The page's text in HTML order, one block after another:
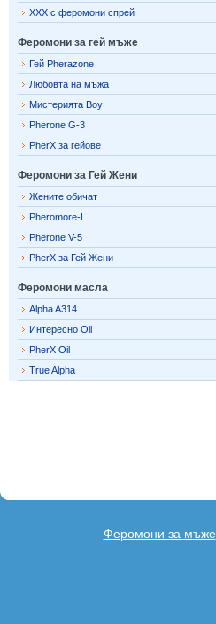
XXX с феромони спрей
Феромони за гей мъже
Гей Pherazone
Любовта на мъжа
Мистерията Boy
Pherone G-3
PherX за гейове
Феромони за Гей Жени
Жените обичат
Pheromore-L
Pherone V-5
PherX за Гей Жени
Феромони масла
Alpha A314
Интересно Oil
PherX Oil
True Alpha
Феромони за мъже